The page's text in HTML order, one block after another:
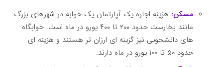
مسکن: هزینه اجاره یک آپارتمان یک خوابه در شهرهای بزرگ
مانند بخارست حدود ۲۰۰ تا ۴۰۰ یورو در ماه است. خوابگاه
های دانشجویی نیز گزینه ای ارزان تر هستند و هزینه ای
حدود ۵۰ تا ۱۰۰ یورو در ماه دارند.